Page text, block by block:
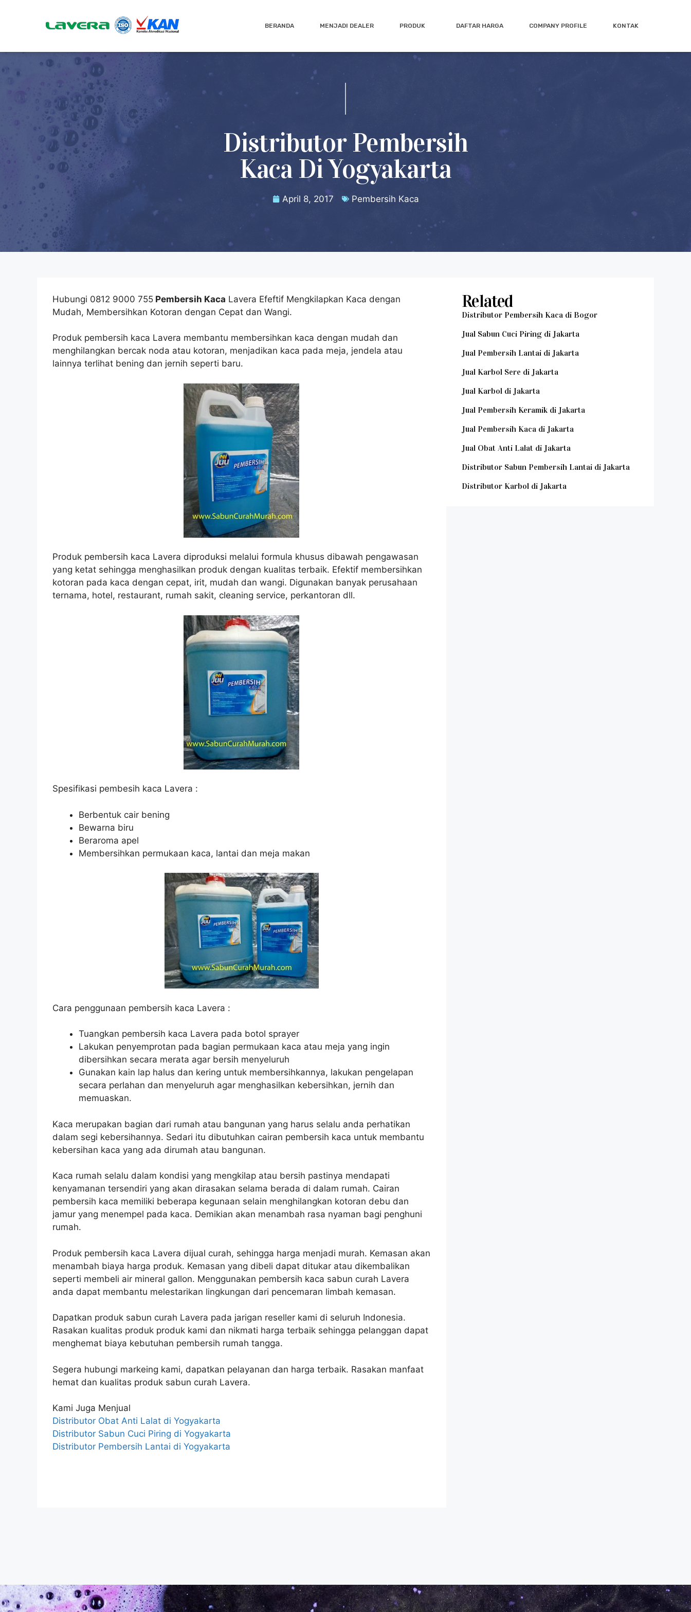
BERANDA MENJADI DEALER PRODUK DAFTAR HARGA COMPANY PROFILE KONTAK
Distributor Pembersih
Kaca Di Yogyakarta
April 8, 2017 Pembersih Kaca
Hubungi 0812 9000 755 Pembersih Kaca Lavera Efeftif Mengkilapkan Kaca dengan
Mudah, Membersihkan Kotoran dengan Cepat dan Wangi.
Produk pembersih kaca Lavera membantu membersihkan kaca dengan mudah dan
menghilangkan bercak noda atau kotoran, menjadikan kaca pada meja, jendela atau
lainnya terlihat bening dan jernih seperti baru.
Produk pembersih kaca Lavera diproduksi melalui formula khusus dibawah pengawasan
yang ketat sehingga menghasilkan produk dengan kualitas terbaik. Efektif membersihkan
kotoran pada kaca dengan cepat, irit, mudah dan wangi. Digunakan banyak perusahaan
ternama, hotel, restaurant, rumah sakit, cleaning service, perkantoran dll.
Spesifikasi pembesih kaca Lavera :
Berbentuk cair bening
Bewarna biru
Beraroma apel
Membersihkan permukaan kaca, lantai dan meja makan
Cara penggunaan pembersih kaca Lavera :
Tuangkan pembersih kaca Lavera pada botol sprayer
Lakukan penyemprotan pada bagian permukaan kaca atau meja yang ingin
dibersihkan secara merata agar bersih menyeluruh
Gunakan kain lap halus dan kering untuk membersihkannya, lakukan pengelapan
secara perlahan dan menyeluruh agar menghasilkan kebersihkan, jernih dan
memuaskan.
Kaca merupakan bagian dari rumah atau bangunan yang harus selalu anda perhatikan
dalam segi kebersihannya. Sedari itu dibutuhkan cairan pembersih kaca untuk membantu
kebersihan kaca yang ada dirumah atau bangunan.
Kaca rumah selalu dalam kondisi yang mengkilap atau bersih pastinya mendapati
kenyamanan tersendiri yang akan dirasakan selama berada di dalam rumah. Cairan
pembersih kaca memiliki beberapa kegunaan selain menghilangkan kotoran debu dan
jamur yang menempel pada kaca. Demikian akan menambah rasa nyaman bagi penghuni
rumah.
Produk pembersih kaca Lavera dijual curah, sehingga harga menjadi murah. Kemasan akan
menambah biaya harga produk. Kemasan yang dibeli dapat ditukar atau dikembalikan
seperti membeli air mineral gallon. Menggunakan pembersih kaca sabun curah Lavera
anda dapat membantu melestarikan lingkungan dari pencemaran limbah kemasan.
Dapatkan produk sabun curah Lavera pada jarigan reseller kami di seluruh Indonesia.
Rasakan kualitas produk produk kami dan nikmati harga terbaik sehingga pelanggan dapat
menghemat biaya kebutuhan pembersih rumah tangga.
Segera hubungi markeing kami, dapatkan pelayanan dan harga terbaik. Rasakan manfaat
hemat dan kualitas produk sabun curah Lavera.
Kami Juga Menjual
Distributor Obat Anti Lalat di Yogyakarta
Distributor Sabun Cuci Piring di Yogyakarta
Distributor Pembersih Lantai di Yogyakarta
Related
Distributor Pembersih Kaca di Bogor
Jual Sabun Cuci Piring di Jakarta
Jual Pembersih Lantai di Jakarta
Jual Karbol Sere di Jakarta
Jual Karbol di Jakarta
Jual Pembersih Keramik di Jakarta
Jual Pembersih Kaca di Jakarta
Jual Obat Anti Lalat di Jakarta
Distributor Sabun Pembersih Lantai di Jakarta
Distributor Karbol di Jakarta